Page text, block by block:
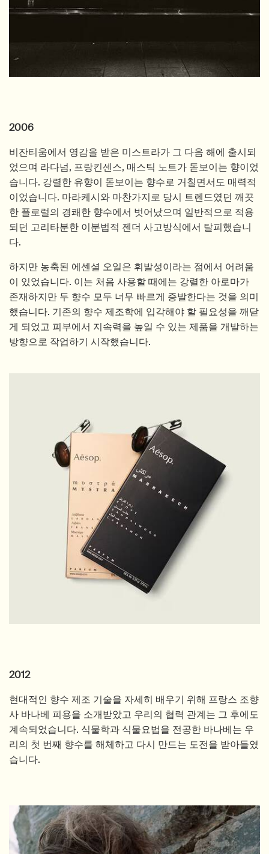
2006
비잔티움에서 영감을 받은 미스트라가 그 다음 해에 출시되
었으며 라다넘, 프랑킨센스, 매스틱 노트가 돋보이는 향이었
습니다. 강렬한 유향이 돋보이는 향수로 거칠면서도 매력적
이었습니다. 마라케시와 마찬가지로 당시 트렌드였던 깨끗
한 플로럴의 경쾌한 향수에서 벗어났으며 일반적으로 적용
되던 고리타분한 이분법적 젠더 사고방식에서 탈피했습니
다.
하지만 농축된 에센셜 오일은 휘발성이라는 점에서 어려움
이 있었습니다. 이는 처음 사용할 때에는 강렬한 아로마가
존재하지만 두 향수 모두 너무 빠르게 증발한다는 것을 의미
했습니다. 기존의 향수 제조학에 입각해야 할 필요성을 깨닫
게 되었고 피부에서 지속력을 높일 수 있는 제품을 개발하는
방향으로 작업하기 시작했습니다.
2012
현대적인 향수 제조 기술을 자세히 배우기 위해 프랑스 조향
사 바나베 피용을 소개받았고 우리의 협력 관계는 그 후에도
계속되었습니다. 식물학과 식물요법을 전공한 바나베는 우
리의 첫 번째 향수를 해체하고 다시 만드는 도전을 받아들였
습니다.